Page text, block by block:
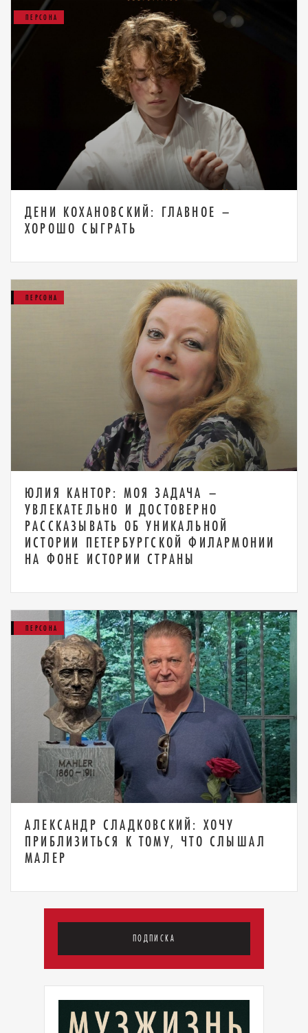
ПЕРСОНА
ДЕНИ КОХАНОВСКИЙ: ГЛАВНОЕ –
ХОРОШО СЫГРАТЬ
ПЕРСОНА
ЮЛИЯ КАНТОР: МОЯ ЗАДАЧА –
УВЛЕКАТЕЛЬНО И ДОСТОВЕРНО
РАССКАЗЫВАТЬ ОБ УНИКАЛЬНОЙ
ИСТОРИИ ПЕТЕРБУРГСКОЙ ФИЛАРМОНИИ
НА ФОНЕ ИСТОРИИ СТРАНЫ
ПЕРСОНА
АЛЕКСАНДР СЛАДКОВСКИЙ: ХОЧУ
ПРИБЛИЗИТЬСЯ К ТОМУ, ЧТО СЛЫШАЛ
МАЛЕР
ПОДПИСКА